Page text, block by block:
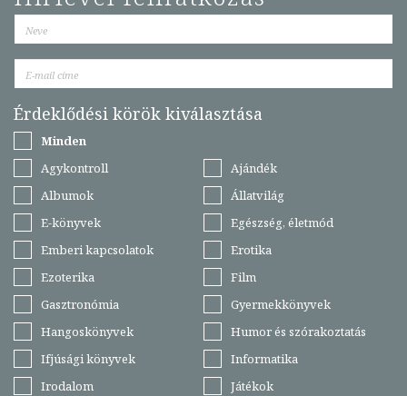
Érdeklődési körök kiválasztása
Minden
Agykontroll
Ajándék
Albumok
Állatvilág
E-könyvek
Egészség, életmód
Emberi kapcsolatok
Erotika
Ezoterika
Film
Gasztronómia
Gyermekkönyvek
Hangoskönyvek
Humor és szórakoztatás
Ifjúsági könyvek
Informatika
Irodalom
Játékok